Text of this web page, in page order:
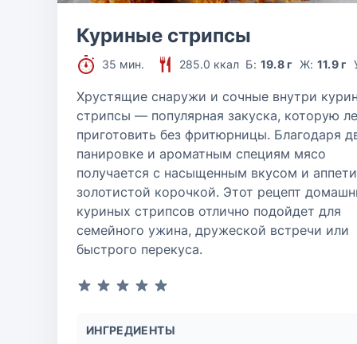
Куриные стрипсы
35 мин. 285.0 ккал Б: 19.8 г Ж: 11.9 г
Хрустящие снаружи и сочные внутри
стрипсы — популярная закуска, которую
приготовить без фритюрницы. Благодаря
панировке и ароматным специям мясо
получается с насыщенным вкусом и
золотистой корочкой. Этот рецепт
куриных стрипсов отлично подойдет для
семейного ужина, дружеской встречи или
быстрого перекуса.
ИНГРЕДИЕНТЫ